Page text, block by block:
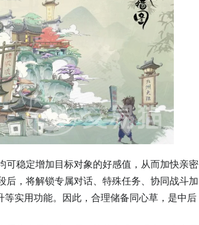
可稳定增加目标对象的好感值，从而加快亲密
后，将解锁专属对话、特殊任务、协同战斗加
等实用功能。因此，合理储备同心草，是中后